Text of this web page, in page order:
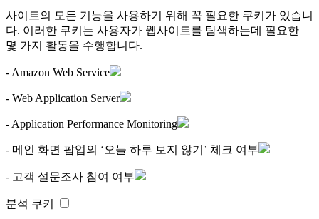
사이트의 모든 기능을 사용하기 위해 꼭 필요한 쿠키가 있습니
다. 이러한 쿠키는 사용자가 웹사이트를 탐색하는데 필요한
몇 가지 활동을 수행합니다.
- Amazon Web Service
- Web Application Server
- Application Performance Monitoring
- 메인 화면 팝업의 ‘오늘 하루 보지 않기’ 체크 여부
- 고객 설문조사 참여 여부
분석 쿠키